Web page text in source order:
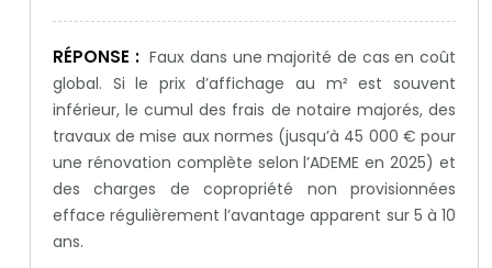
RÉPONSE : Faux dans une majorité de cas en coût
global. Si le prix d’affichage au m² est souvent
inférieur, le cumul des frais de notaire majorés, des
travaux de mise aux normes (jusqu’à 45 000 € pour
une rénovation complète selon l’ADEME en 2025) et
des charges de copropriété non provisionnées
efface régulièrement l’avantage apparent sur 5 à 10
ans.